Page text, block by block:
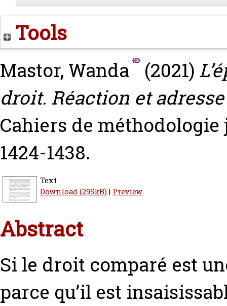
Tools
Mastor, Wanda (2021)
droit. Réaction et
Cahiers de méthodologie
1424-1438.
Text
Download (295kB)| Preview
Abstract
Si le droit comparé est
parce qu’il est